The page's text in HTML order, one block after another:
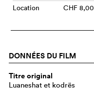
Location CHF 8,00
DONNÉES DU FILM
Titre original
Luaneshat et kodrës